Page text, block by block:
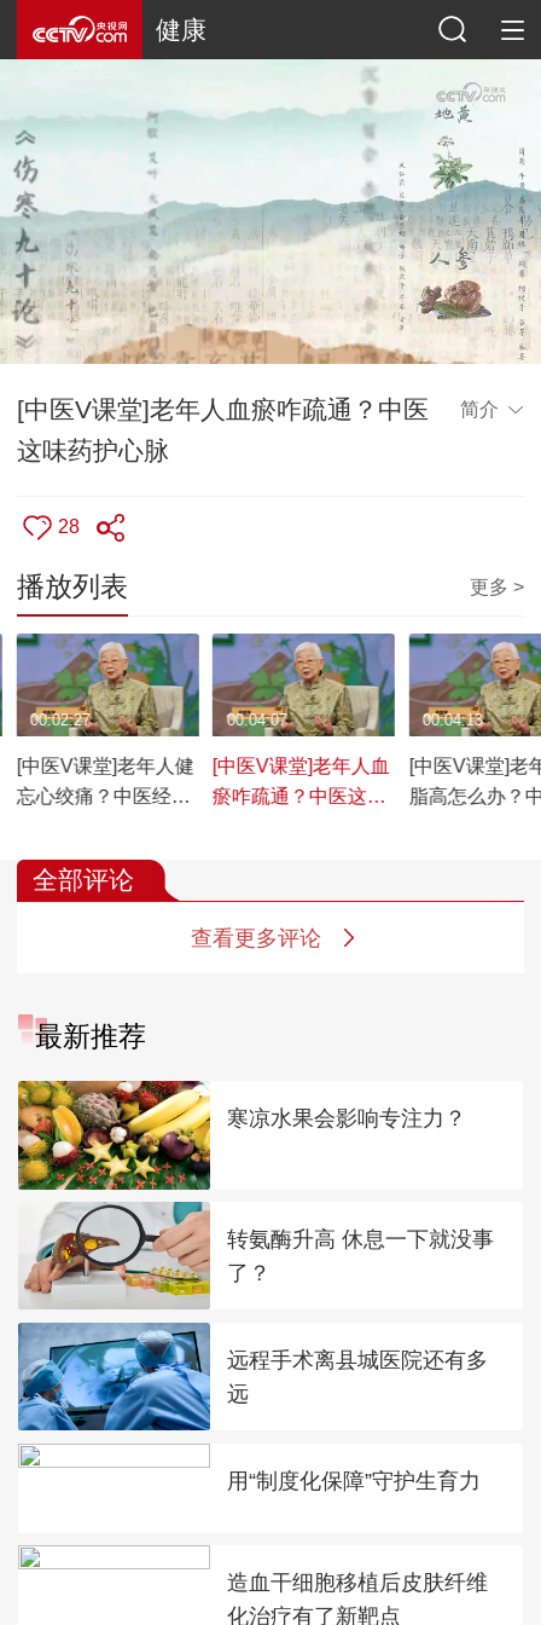
健康
[中医V课堂]老年人血瘀咋疏通？中医
这味药护心脉
简介
28
播放列表 更多 >
[中医V课堂]老年人健
忘心绞痛？中医经络
00:02:27
[中医V课堂]老年人血
瘀咋疏通？中医这味
00:04:07
[中医V课堂]老
脂高怎么办？
00:04:13
全部评论
查看更多评论
最新推荐
寒凉水果会影响专注力？
转氨酶升高 休息一下就没事
了？
远程手术离县城医院还有多
远
用“制度化保障”守护生育力
造血干细胞移植后皮肤纤维
化治疗有了新靶点